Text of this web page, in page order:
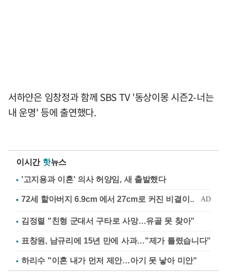
서하얀은 임창정과 함께 SBS TV '동상이몽 시즌2-너는
내 운명' 등에 출연했다.
이시간 핫뉴스
'고지용과 이혼' 의사 허양임, 새 출발했다
김정렬 "친형 군대서 구타로 사망…유골 못 찾아"
표창원, 남규리에 15년 만에 사과…"제가 틀렸습니다"
하리수 "이혼 내가 먼저 제안…아기 못 낳아 미안"